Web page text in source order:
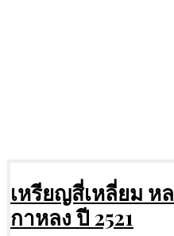
เหรียญสี่เหลี่ยม ห
กาหลง ปี 2521